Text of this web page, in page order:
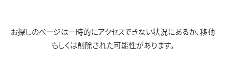
お探しのページは一時的にアクセスできない状況にあるか、移動
もしくは削除された可能性があります。